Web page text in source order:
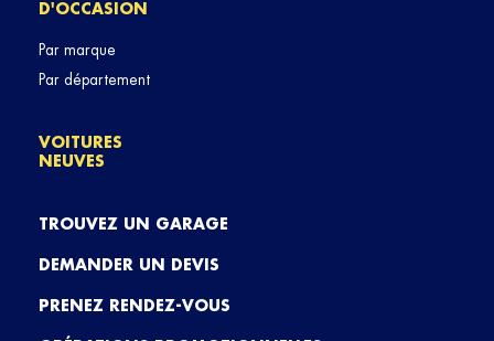
D'OCCASION
Par marque
Par département
VOITURES
NEUVES
TROUVEZ UN GARAGE
DEMANDER UN DEVIS
PRENEZ RENDEZ-VOUS